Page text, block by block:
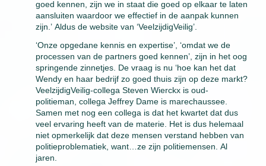
goed kennen, zijn we in staat die goed op elkaar te laten
aansluiten waardoor we effectief in de aanpak kunnen
zijn.’ Aldus de website van ‘VeelzijdigVeilig’.
‘Onze opgedane kennis en expertise’, ‘omdat we de
processen van de partners goed kennen’, zijn in het oog
springende zinnetjes. De vraag is nu ‘hoe kan het dat
Wendy en haar bedrijf zo goed thuis zijn op deze markt?
VeelzijdigVeilig-collega Steven Wierckx is oud-
politieman, collega Jeffrey Dame is marechaussee.
Samen met nog een collega is dat het kwartet dat dus
veel ervaring heeft van de materie. Het is dus helemaal
niet opmerkelijk dat deze mensen verstand hebben van
politieproblematiek, want…ze zijn politiemensen. Al
jaren.